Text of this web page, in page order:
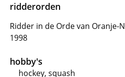
ridderorden
Ridder in de Orde van Oranje-
1998
hobby's
hockey, squash